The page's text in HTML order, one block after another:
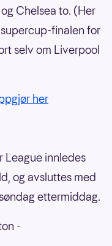
Chelsea to. (Her
finalen for
selv om Liverpool
her
League innledes
og avsluttes med
ettermiddag.
-